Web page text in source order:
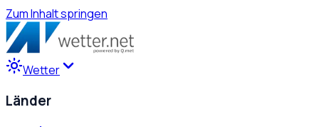
Zum Inhalt springen
Wetter
Länder